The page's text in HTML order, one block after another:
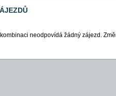
neodpovídá žádný zájezd.